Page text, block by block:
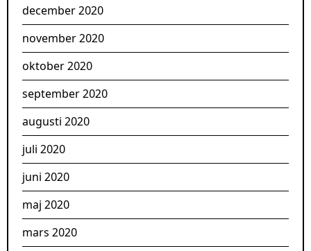
december 2020
november 2020
oktober 2020
september 2020
augusti 2020
juli 2020
juni 2020
maj 2020
mars 2020